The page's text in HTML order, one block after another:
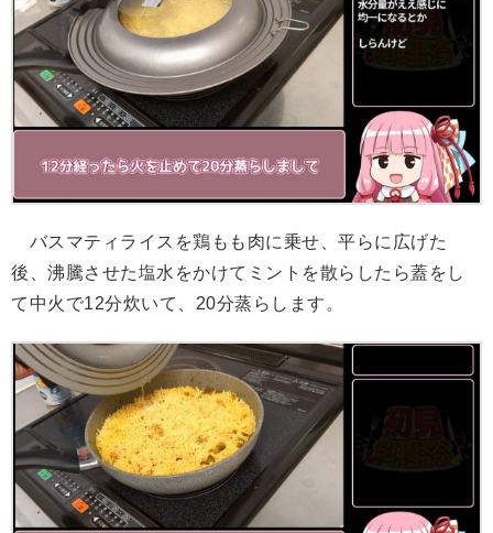
バスマティライスを鶏もも肉に乗せ、平らに広げた
後、沸騰させた塩水をかけてミントを散らしたら蓋をし
て中火で12分炊いて、20分蒸らします。